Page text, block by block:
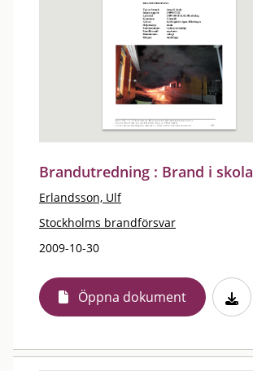
Brandutredning : Brand i skola
Erlandsson, Ulf
Stockholms brandförsvar
2009-10-30
Öppna dokument